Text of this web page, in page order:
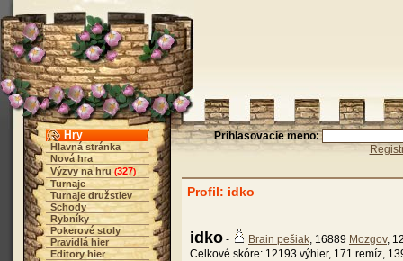
Hry
Hlavná stránka
Nová hra
Výzvy na hru (327)
Turnaje
Turnaje družstiev
Schody
Rybníky
Pokerové stoly
Pravidlá hier
Editory hier
Prihlasovacie meno:
Profil: idko
idko - Brain pešiak, 16889 Mozgov,
Celkové skóre: 12193 výhier, 171 remíz,